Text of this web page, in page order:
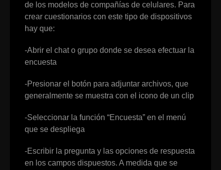
de los modelos de compañías de celulares. Para
crear cuestionarios con este tipo de dispositivos
hay que:
-Abrir el chat o grupo donde se desea efectuar la
encuesta
-Presionar el botón para adjuntar archivos, que
generalmente se muestra con el icono de un clip
-Seleccionar la función “Encuesta” en el menú
que se despliega
-Escribir la pregunta y las opciones de respuesta
en los campos dispuestos. A medida que se